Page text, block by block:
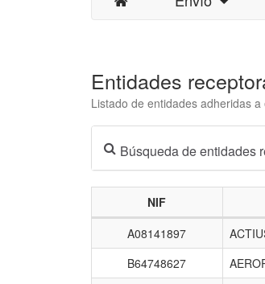
Entidades
Listado de entidades adheridas a
Búsqueda de entidades
entidades
receptoras.
NIF
A08141897
B64748627